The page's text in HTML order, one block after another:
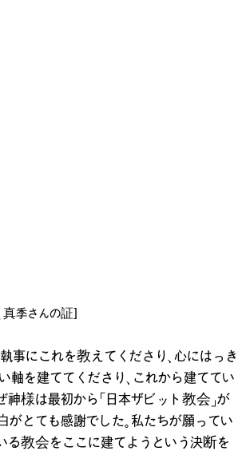
真季さんの証]
事にこれを教えてくださり、心にはっき
軸を建ててくださり、これから建ててい
様は最初から「日本ザビット教会」が
とても感謝でした。私たちが願ってい
る教会をここに建てようという決断を